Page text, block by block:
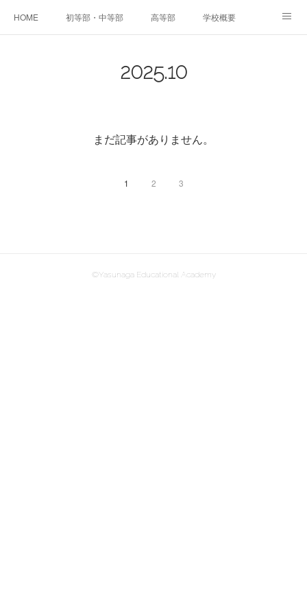
HOME 初等部・中等部 高等部 学校概要
2025.10
まだ記事がありません。
1 2 3
©Yasunaga Educational Academy